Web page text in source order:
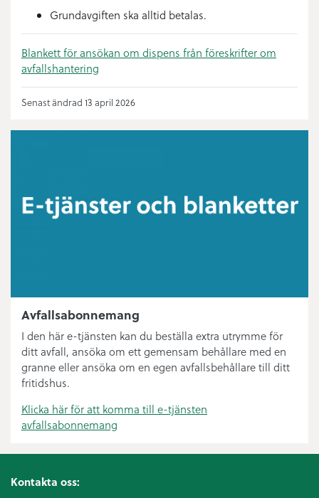
Grundavgiften ska alltid betalas.
Blankett för ansökan om dispens från föreskrifter om
avfallshantering
Senast ändrad 13 april 2026
Avfallsabonnemang
I den här e-tjänsten kan du beställa extra utrymme för
ditt avfall, ansöka om ett gemensam behållare med en
granne eller ansöka om en egen avfallsbehållare till ditt
fritidshus.
Klicka här för att komma till e-tjänsten
avfallsabonnemang
Kontakta oss: